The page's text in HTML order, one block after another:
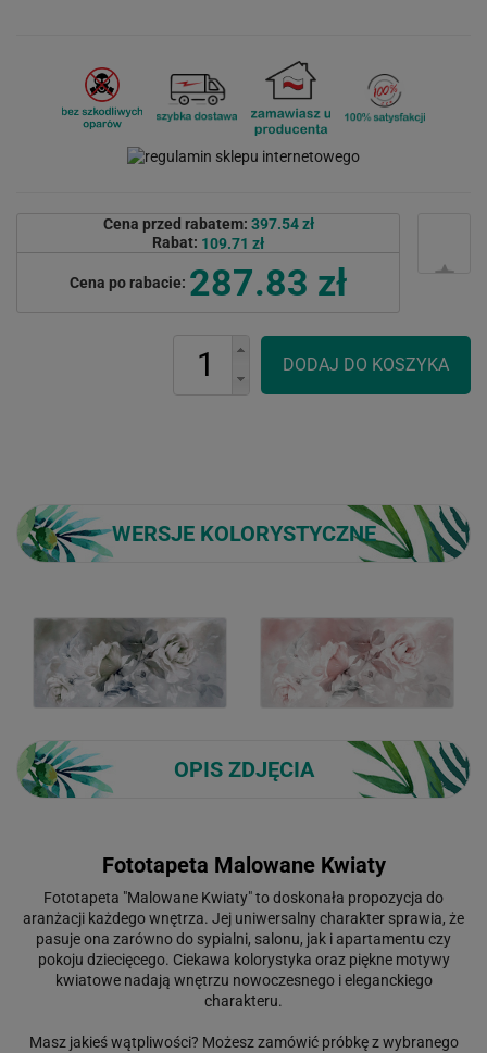
Cena przed rabatem: 397.54 zł
Rabat: 109.71 zł
Cena po rabacie: 287.83 zł
WERSJE KOLORYSTYCZNE
OPIS ZDJĘCIA
Fototapeta Malowane Kwiaty
Fototapeta "Malowane Kwiaty" to doskonała propozycja do
aranżacji każdego wnętrza. Jej uniwersalny charakter sprawia, że
pasuje ona zarówno do sypialni, salonu, jak i apartamentu czy
pokoju dziecięcego. Ciekawa kolorystyka oraz piękne motywy
kwiatowe nadają wnętrzu nowoczesnego i eleganckiego
charakteru.
Masz jakieś wątpliwości? Możesz zamówić próbkę z wybranego